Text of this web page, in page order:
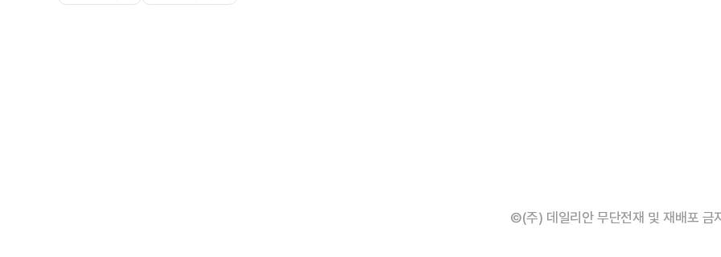
©(주) 데일리안 무단전재 및 재배포 금